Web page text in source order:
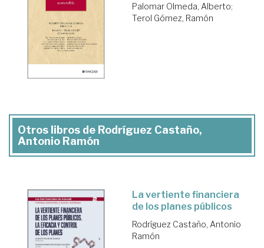
Palomar Olmeda, Alberto;
Terol Gómez, Ramón
Otros libros de Rodríguez Castaño,
Antonio Ramón
La vertiente financiera
de los planes públicos
Rodríguez Castaño, Antonio
Ramón